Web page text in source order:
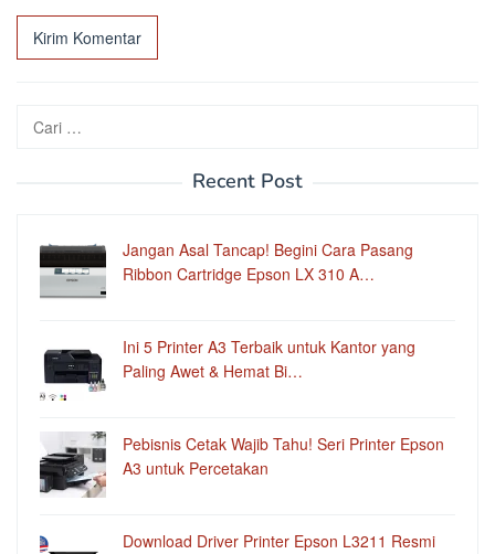
Cari
untuk:
Recent Post
Jangan Asal Tancap! Begini Cara Pasang
Ribbon Cartridge Epson LX 310 A…
Ini 5 Printer A3 Terbaik untuk Kantor yang
Paling Awet & Hemat Bi…
Pebisnis Cetak Wajib Tahu! Seri Printer Epson
A3 untuk Percetakan
Download Driver Printer Epson L3211 Resmi